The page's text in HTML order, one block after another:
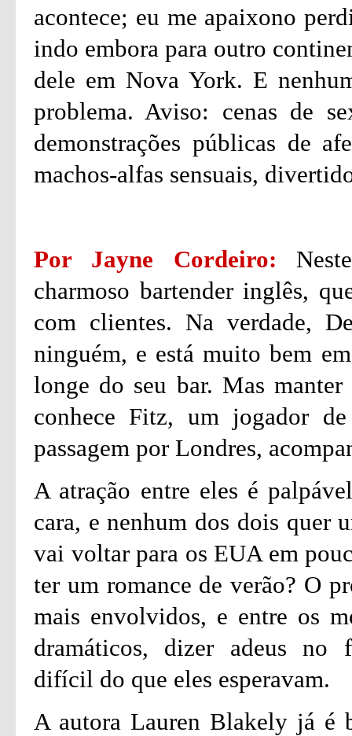
acontece; eu me apaixono
indo embora para outro
dele em Nova York. E
problema. Aviso: cenas de
demonstrações públicas de
machos-alfas sensuais,
Por Jayne Cordeiro:
charmoso bartender inglês,
com clientes. Na verdade,
ninguém, e está muito bem
longe do seu bar. Mas
conhece Fitz, um jogador
passagem por Londres,
A atração entre eles é
cara, e nenhum dos dois quer
vai voltar para os EUA em
ter um romance de verão? O
mais envolvidos, e entre os
dramáticos, dizer adeus no
difícil do que eles esperavam.
A autora Lauren Blakely já é